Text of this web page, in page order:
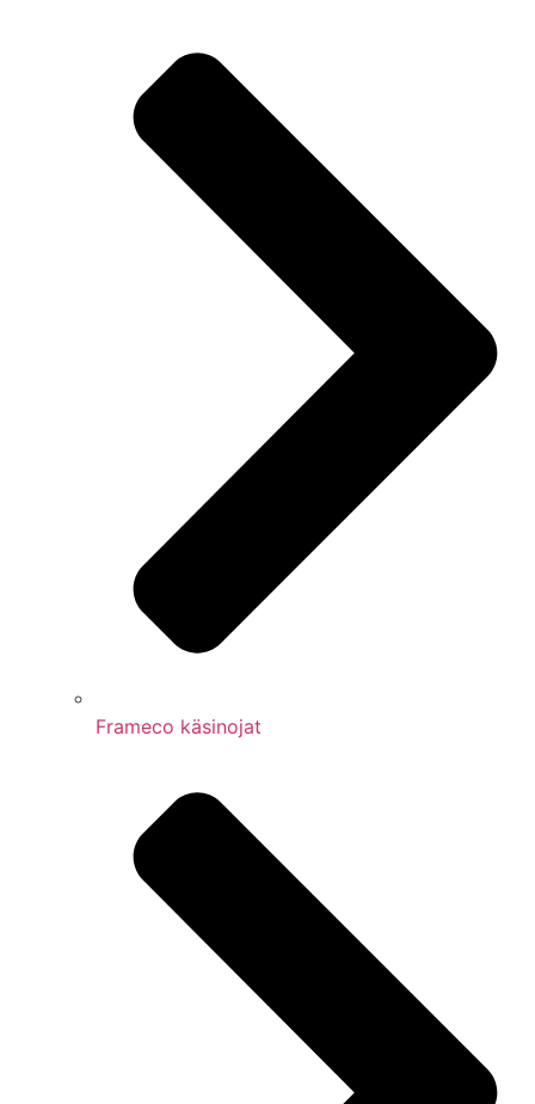
Frameco käsinojat